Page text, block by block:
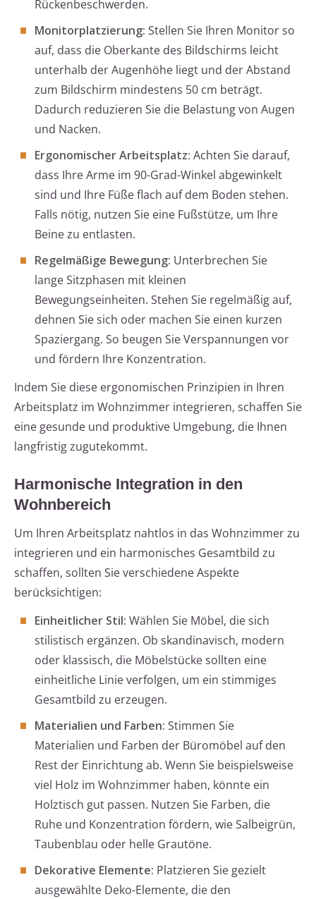
Rückenbeschwerden.
Monitorplatzierung: Stellen Sie Ihren Monitor so
auf, dass die Oberkante des Bildschirms leicht
unterhalb der Augenhöhe liegt und der Abstand
zum Bildschirm mindestens 50 cm beträgt.
Dadurch reduzieren Sie die Belastung von Augen
und Nacken.
Ergonomischer Arbeitsplatz: Achten Sie darauf,
dass Ihre Arme im 90-Grad-Winkel abgewinkelt
sind und Ihre Füße flach auf dem Boden stehen.
Falls nötig, nutzen Sie eine Fußstütze, um Ihre
Beine zu entlasten.
Regelmäßige Bewegung: Unterbrechen Sie
lange Sitzphasen mit kleinen
Bewegungseinheiten. Stehen Sie regelmäßig auf,
dehnen Sie sich oder machen Sie einen kurzen
Spaziergang. So beugen Sie Verspannungen vor
und fördern Ihre Konzentration.
Indem Sie diese ergonomischen Prinzipien in Ihren
Arbeitsplatz im Wohnzimmer integrieren, schaffen Sie
eine gesunde und produktive Umgebung, die Ihnen
langfristig zugutekommt.
Harmonische Integration in den
Wohnbereich
Um Ihren Arbeitsplatz nahtlos in das Wohnzimmer zu
integrieren und ein harmonisches Gesamtbild zu
schaffen, sollten Sie verschiedene Aspekte
berücksichtigen:
Einheitlicher Stil: Wählen Sie Möbel, die sich
stilistisch ergänzen. Ob skandinavisch, modern
oder klassisch, die Möbelstücke sollten eine
einheitliche Linie verfolgen, um ein stimmiges
Gesamtbild zu erzeugen.
Materialien und Farben: Stimmen Sie
Materialien und Farben der Büromöbel auf den
Rest der Einrichtung ab. Wenn Sie beispielsweise
viel Holz im Wohnzimmer haben, könnte ein
Holztisch gut passen. Nutzen Sie Farben, die
Ruhe und Konzentration fördern, wie Salbeigrün,
Taubenblau oder helle Grautöne.
Dekorative Elemente: Platzieren Sie gezielt
ausgewählte Deko-Elemente, die den